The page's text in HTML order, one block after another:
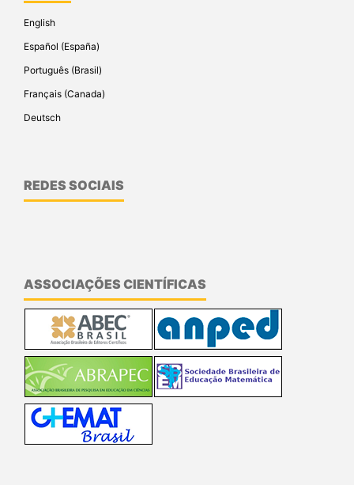
English
Español (España)
Português (Brasil)
Français (Canada)
Deutsch
REDES SOCIAIS
ASSOCIAÇÕES CIENTÍFICAS